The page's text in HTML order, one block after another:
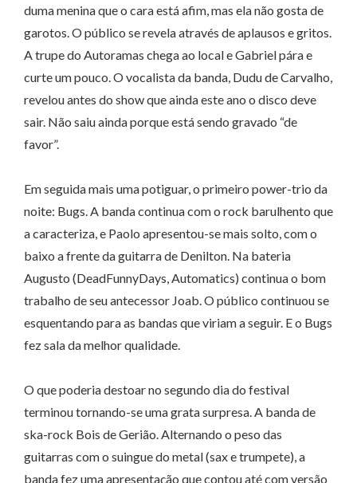
duma menina que o cara está afim, mas ela não gosta de
garotos. O público se revela através de aplausos e gritos.
A trupe do Autoramas chega ao local e Gabriel pára e
curte um pouco. O vocalista da banda, Dudu de Carvalho,
revelou antes do show que ainda este ano o disco deve
sair. Não saiu ainda porque está sendo gravado “de
favor”.
Em seguida mais uma potiguar, o primeiro power-trio da
noite: Bugs. A banda continua com o rock barulhento que
a caracteriza, e Paolo apresentou-se mais solto, com o
baixo a frente da guitarra de Denilton. Na bateria
Augusto (DeadFunnyDays, Automatics) continua o bom
trabalho de seu antecessor Joab. O público continuou se
esquentando para as bandas que viriam a seguir. E o Bugs
fez sala da melhor qualidade.
O que poderia destoar no segundo dia do festival
terminou tornando-se uma grata surpresa. A banda de
ska-rock Bois de Gerião. Alternando o peso das
guitarras com o suingue do metal (sax e trumpete), a
banda fez uma apresentação que contou até com versão